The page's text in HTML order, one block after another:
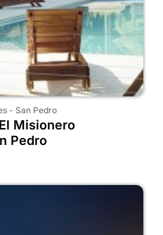
- San Pedro
Misionero
Pedro